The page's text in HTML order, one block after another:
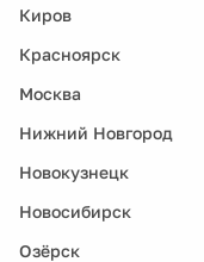
Киров
Красноярск
Москва
Нижний Новгород
Новокузнецк
Новосибирск
Озёрск